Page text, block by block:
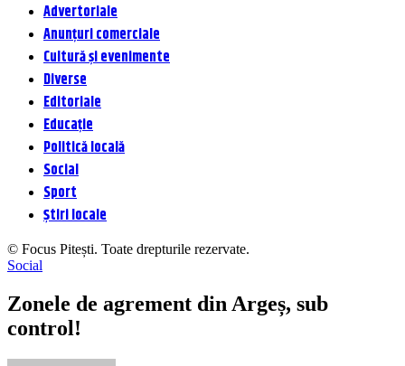
Advertoriale
Anunțuri comerciale
Cultură și evenimente
Diverse
Editoriale
Educație
Politică locală
Social
Sport
Știri locale
© Focus Pitești. Toate drepturile rezervate.
Social
Zonele de agrement din Argeș, sub
control!